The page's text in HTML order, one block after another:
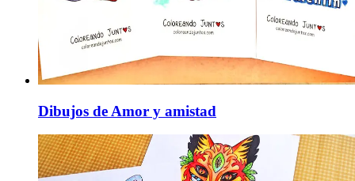
Dibujos de Amor y amistad